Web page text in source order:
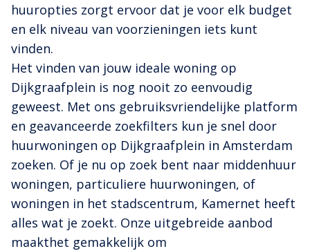
huuropties zorgt ervoor dat je voor elk budget
en elk niveau van voorzieningen iets kunt
vinden.
Het vinden van jouw ideale woning op
Dijkgraafplein is nog nooit zo eenvoudig
geweest. Met ons gebruiksvriendelijke platform
en geavanceerde zoekfilters kun je snel door
huurwoningen op Dijkgraafplein in Amsterdam
zoeken. Of je nu op zoek bent naar middenhuur
woningen, particuliere huurwoningen, of
woningen in het stadscentrum, Kamernet heeft
alles wat je zoekt. Onze uitgebreide aanbod
maakthet gemakkelijk om